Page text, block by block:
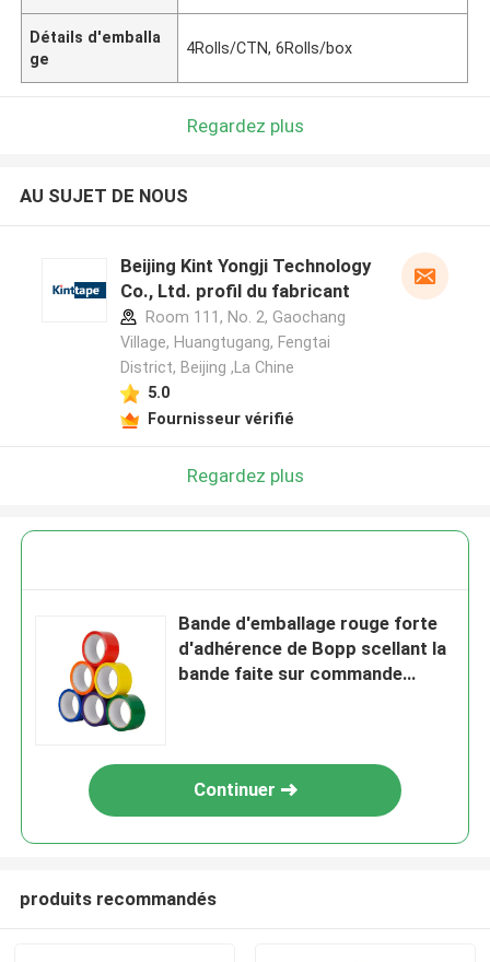
Détails d'emballa
ge
4Rolls/CTN, 6Rolls/box
Regardez plus
AU SUJET DE NOUS
Beijing Kint Yongji Technology
Co., Ltd. profil du fabricant
Room 111, No. 2, Gaochang
Village, Huangtugang, Fengtai
District, Beijing ,La Chine
5.0
Fournisseur vérifié
Regardez plus
Bande d'emballage rouge forte
d'adhérence de Bopp scellant la
bande faite sur commande
Continuer
produits recommandés